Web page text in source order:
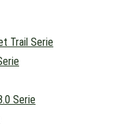
Trail Serie
Serie